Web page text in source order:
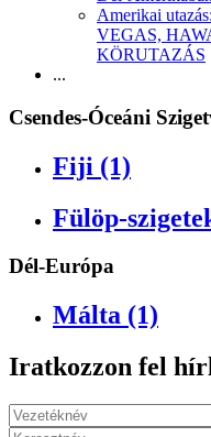
Amerikai
VEGAS,
KÖRUTAZÁS
...
Csendes-Óceáni
Fiji (1)
Fülöp-
Dél-Európa
Málta (1)
Iratkozzon fel